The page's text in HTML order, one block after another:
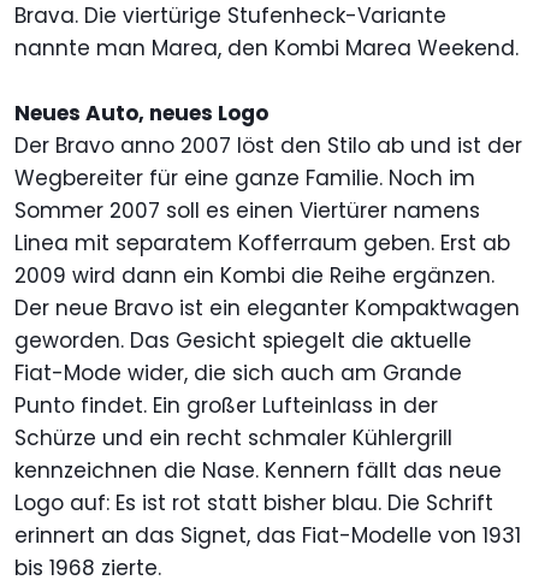
Brava. Die viertürige Stufenheck-Variante
nannte man Marea, den Kombi Marea Weekend.
Neues Auto, neues Logo
Der Bravo anno 2007 löst den Stilo ab und ist der
Wegbereiter für eine ganze Familie. Noch im
Sommer 2007 soll es einen Viertürer namens
Linea mit separatem Kofferraum geben. Erst ab
2009 wird dann ein Kombi die Reihe ergänzen.
Der neue Bravo ist ein eleganter Kompaktwagen
geworden. Das Gesicht spiegelt die aktuelle
Fiat-Mode wider, die sich auch am Grande
Punto findet. Ein großer Lufteinlass in der
Schürze und ein recht schmaler Kühlergrill
kennzeichnen die Nase. Kennern fällt das neue
Logo auf: Es ist rot statt bisher blau. Die Schrift
erinnert an das Signet, das Fiat-Modelle von 1931
bis 1968 zierte.